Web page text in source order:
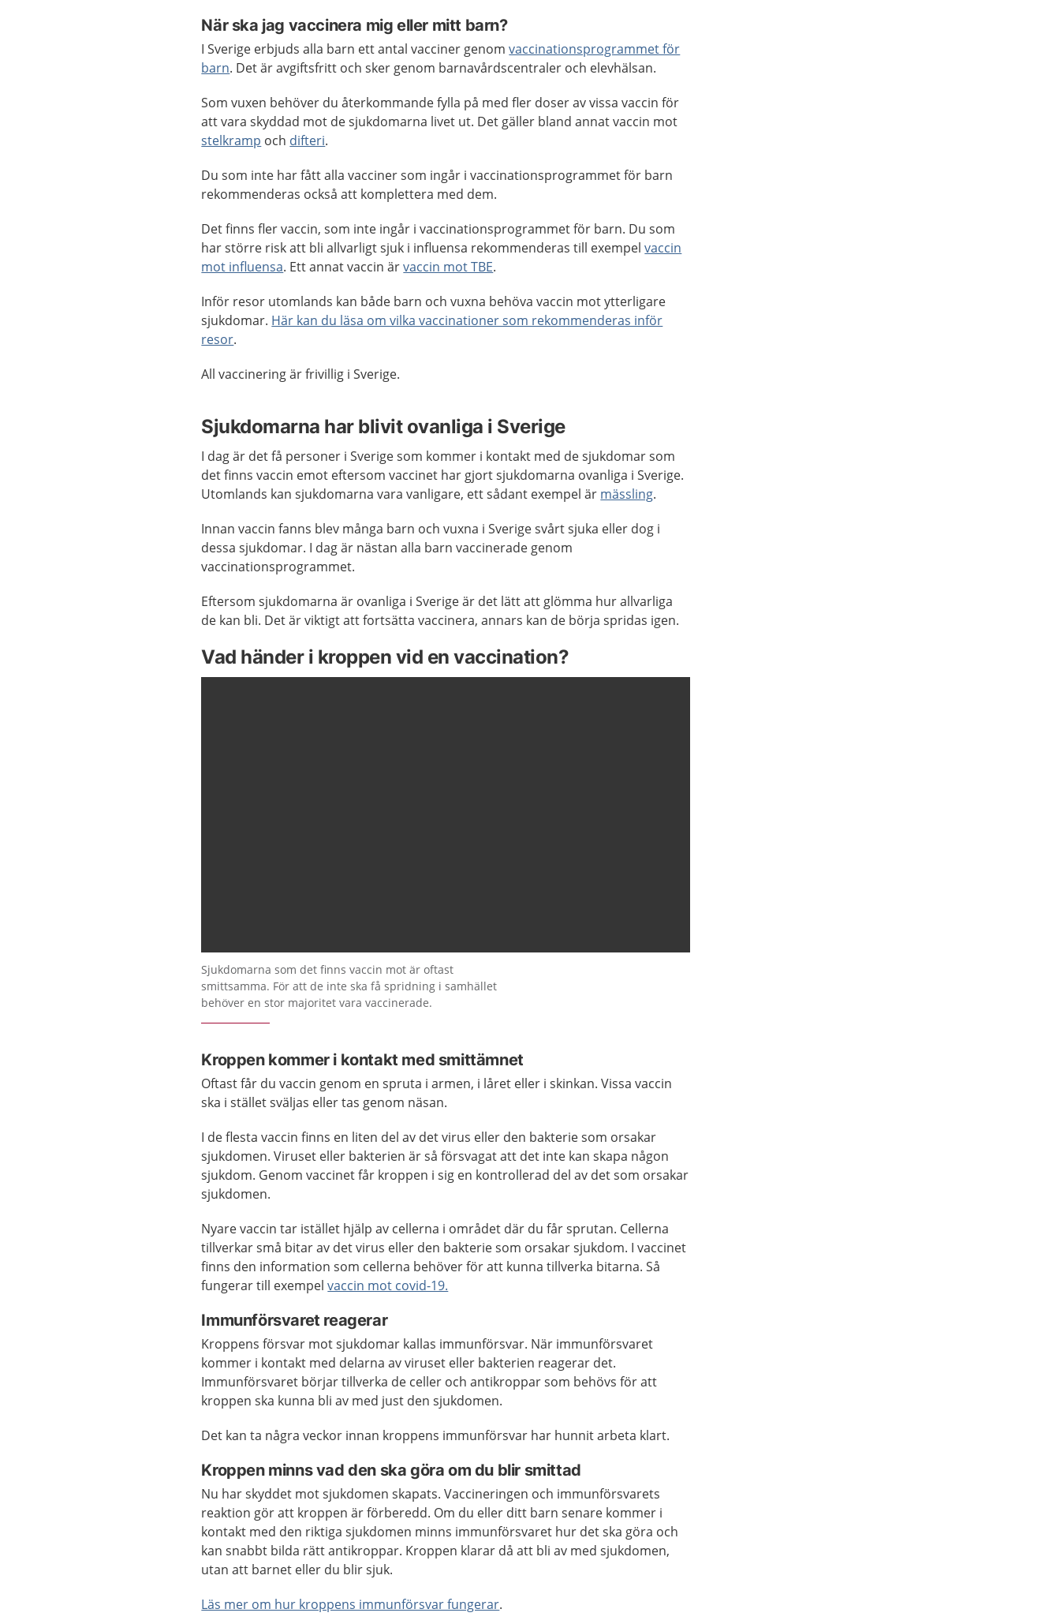
När ska jag vaccinera mig eller mitt barn?
I Sverige erbjuds alla barn ett antal vacciner genomvaccinationsprogrammet för
barn. Det är avgiftsfritt och sker genom barnavårdscentraler och elevhälsan.
Som vuxen behöver du återkommande fylla på med fler doser av vissa vaccin för
att vara skyddad mot de sjukdomarna livet ut. Det gäller bland annat vaccin mot
stelkramp och difteri.
Du som inte har fått alla vacciner som ingår i vaccinationsprogrammet för barn
rekommenderas också att komplettera med dem.
Det finns fler vaccin, som inte ingår i vaccinationsprogrammet för barn. Du som
har större risk att bli allvarligt sjuk i influensa rekommenderas till exempelvaccin
mot influensa. Ett annat vaccin ärvaccin mot TBE.
Inför resor utomlands kan både barn och vuxna behöva vaccin mot ytterligare
sjukdomar. Här kan du läsa om vilka vaccinationer som rekommenderas inför
resor.
All vaccinering är frivillig i Sverige.
Sjukdomarna har blivit ovanliga i Sverige
I dag är det få personer i Sverige som kommer i kontakt med de sjukdomar som
det finns vaccin emot eftersom vaccinet har gjort sjukdomarna ovanliga i Sverige.
Utomlands kan sjukdomarna vara vanligare, ett sådant exempel är mässling.
Innan vaccin fanns blev många barn och vuxna i Sverige svårt sjuka eller dog i
dessa sjukdomar. I dag är nästan alla barn vaccinerade genom
vaccinationsprogrammet.
Eftersom sjukdomarna är ovanliga i Sverige är det lätt att glömma hur allvarliga
de kan bli. Det är viktigt att fortsätta vaccinera, annars kan de börja spridas igen.
Vad händer i kroppen vid en vaccination?
Sjukdomarna som det finns vaccin mot är oftast
smittsamma. För att de inte ska få spridning i samhället
behöver en stor majoritet vara vaccinerade.
Kroppen kommer i kontakt med smittämnet
Oftast får du vaccin genom en spruta i armen, i låret eller i skinkan. Vissa vaccin
ska i stället sväljas eller tas genom näsan.
I de flesta vaccin finns en liten del av det virus eller den bakterie som orsakar
sjukdomen. Viruset eller bakterien är så försvagat att det inte kan skapa någon
sjukdom. Genom vaccinet får kroppen i sig en kontrollerad del av det som orsakar
sjukdomen.
Nyare vaccin tar istället hjälp av cellerna i området där du får sprutan. Cellerna
tillverkar små bitar av det virus eller den bakterie som orsakar sjukdom. I vaccinet
finns den information som cellerna behöver för att kunna tillverka bitarna. Så
fungerar till exempelvaccin mot covid-19.
Immunförsvaret reagerar
Kroppens försvar mot sjukdomar kallas immunförsvar. När immunförsvaret
kommer i kontakt med delarna av viruset eller bakterien reagerar det.
Immunförsvaret börjar tillverka de celler och antikroppar som behövs för att
kroppen ska kunna bli av med just den sjukdomen.
Det kan ta några veckor innan kroppens immunförsvar har hunnit arbeta klart.
Kroppen minns vad den ska göra om du blir smittad
Nu har skyddet mot sjukdomen skapats. Vaccineringen och immunförsvarets
reaktion gör att kroppen är förberedd. Om du eller ditt barn senare kommer i
kontakt med den riktiga sjukdomen minns immunförsvaret hur det ska göra och
kan snabbt bilda rätt antikroppar. Kroppen klarar då att bli av med sjukdomen,
utan att barnet eller du blir sjuk.
Läs mer om hur kroppens immunförsvar fungerar.